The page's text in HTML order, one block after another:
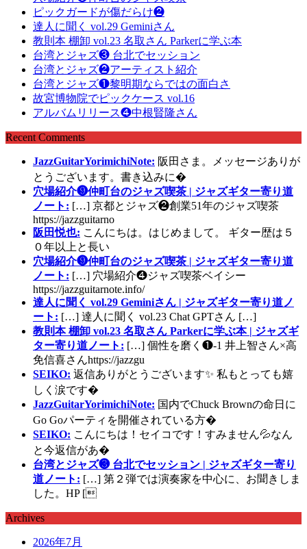
ピックガードが傷だらけ❷
達人に聞く vol.29 Geminiさん
教則本 棚卸 vol.23 名取さん Parkerに学ぶ本
台湾とジャズ❸ 台北でセッション
台湾とジャズ❷アーティスト紹介
台湾とジャズ❶黎明期ならではの面白さ
故宮博物院でピックケース vol.16
アルバムリリース❹中根賢隆さん
Recent Comments
JazzGuitarYorimichiNote: 阪田さま。メッセージありが
とうございます。書き込みに�
穴場紹介❾仲町台のジャズ喫茶 | ジャズギター寄り道
ノート: […] 京都とジャズ❷創業51年のジャズ喫茶
https://jazzguitarno
阪田悦也: こんにちは。はじめまして。 ギター歴は５
０年以上と長い
穴場紹介❾仲町台のジャズ喫茶 | ジャズギター寄り道
ノート: […] 穴場紹介❹ジャズ喫茶ベイシー
https://jazzguitarnote.info/
達人に聞く vol.29 Geminiさん | ジャズギター寄り道ノ
ート: […] 達人に聞く vol.23 Chat GPTさん […]
教則本 棚卸 vol.23 名取さん Parkerに学ぶ本 | ジャズギ
ター寄り道ノート: […] 個性を磨く❶-1 井上智さん×高
免信喜さんhttps://jazzgu
SEIKO: 返信ありがとうございます✨ 私もとっても嬉
しく涙です�
JazzGuitarYorimichiNote: 国内でChuck Brownの命日に
Go Goパーティを開催されている方�
SEIKO: こんにちは！セイコです！すみません💦なん
と今返信があ�
台湾とジャズ❸ 台北でセッション | ジャズギター寄り
道ノート: […] 第２弾では演奏家を中心に、お聞きしま
した。HP [
Archives
2026年7月